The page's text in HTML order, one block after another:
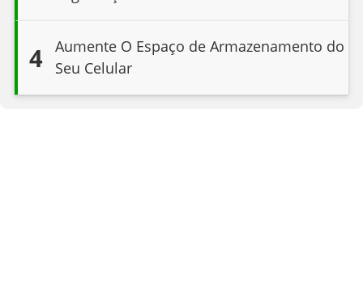
4
Aumente O Espaço de Armazenamento do
Seu Celular